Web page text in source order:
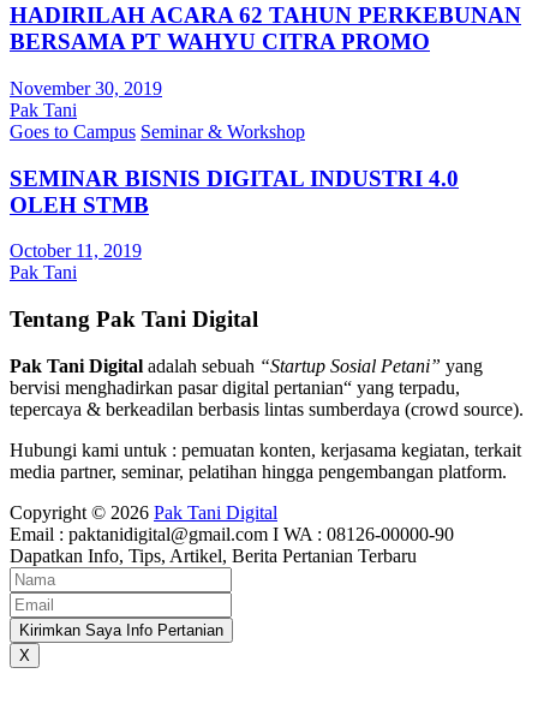
HADIRILAH ACARA 62 TAHUN PERKEBUNAN
BERSAMA PT WAHYU CITRA PROMO
November 30, 2019
Pak Tani
Goes to Campus Seminar & Workshop
SEMINAR BISNIS DIGITAL INDUSTRI 4.0
OLEH STMB
October 11, 2019
Pak Tani
Tentang Pak Tani Digital
Pak Tani Digital adalah sebuah “Startup Sosial Petani” yang
bervisi menghadirkan pasar digital pertanian“ yang terpadu,
tepercaya & berkeadilan berbasis lintas sumberdaya (crowd source).
Hubungi kami untuk : pemuatan konten, kerjasama kegiatan, terkait
media partner, seminar, pelatihan hingga pengembangan platform.
Copyright © 2026 Pak Tani Digital
Email : paktanidigital@gmail.com I WA : 08126-00000-90
Dapatkan Info, Tips, Artikel, Berita Pertanian Terbaru
Kirimkan Saya Info Pertanian
X